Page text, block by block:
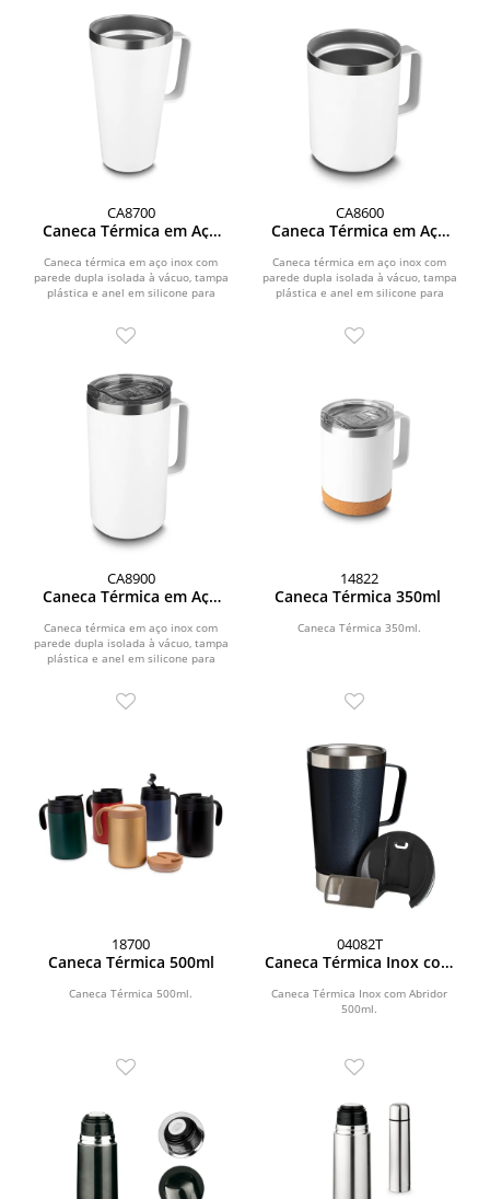
CA8700
Caneca Térmica em Aço
Caneca térmica em aço inox com
parede dupla isolada à vácuo, tampa
plástica e anel em silicone para
CA8600
Caneca Térmica em Aço
Caneca térmica em aço inox com
parede dupla isolada à vácuo, tampa
plástica e anel em silicone para
CA8900
Caneca Térmica em Aço
Caneca térmica em aço inox com
parede dupla isolada à vácuo, tampa
plástica e anel em silicone para
14822
Caneca Térmica 350ml
Caneca Térmica 350ml.
18700
Caneca Térmica 500ml
Caneca Térmica 500ml.
04082T
Caneca Térmica Inox com
Caneca Térmica Inox com Abridor
500ml.